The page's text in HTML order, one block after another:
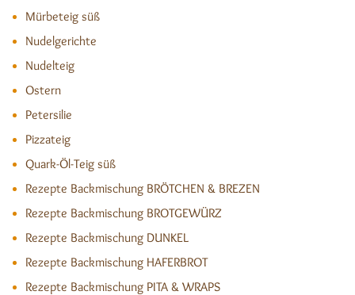
Mürbeteig süß
Nudelgerichte
Nudelteig
Ostern
Petersilie
Pizzateig
Quark-Öl-Teig süß
Rezepte Backmischung BRÖTCHEN & BREZEN
Rezepte Backmischung BROTGEWÜRZ
Rezepte Backmischung DUNKEL
Rezepte Backmischung HAFERBROT
Rezepte Backmischung PITA & WRAPS